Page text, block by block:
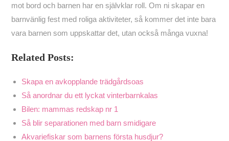
mot bord och barnen har en självklar roll. Om ni skapar en
barnvänlig fest med roliga aktiviteter, så kommer det inte bara
vara barnen som uppskattar det, utan också många vuxna!
Related Posts:
Skapa en avkopplande trädgårdsoas
Så anordnar du ett lyckat vinterbarnkalas
Bilen: mammas redskap nr 1
Så blir separationen med barn smidigare
Akvariefiskar som barnens första husdjur?